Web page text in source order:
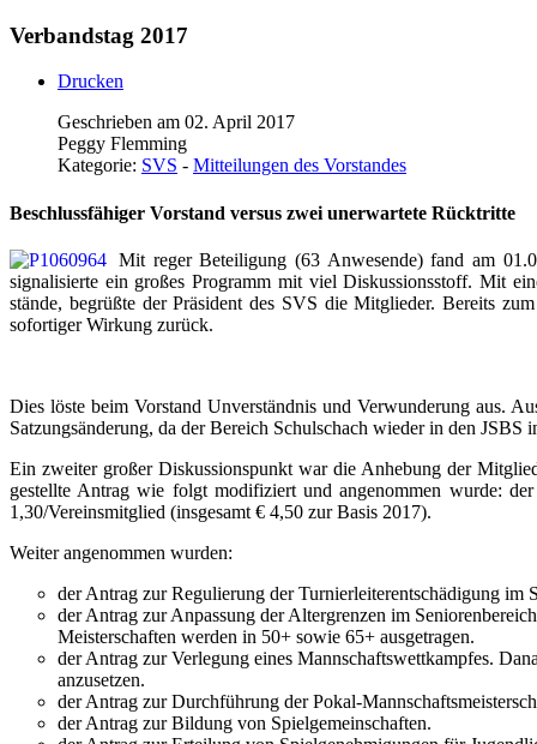
Verbandstag 2017
Drucken
Geschrieben am 02. April 2017
Peggy Flemming
Kategorie: SVS - Mitteilungen des Vorstandes
Beschlussfähiger Vorstand versus zwei unerwartete Rücktritte
Mit reger Beteiligung (63 Anwesende) fand am
signalisierte ein großes Programm mit viel Diskussionsstoff. Mit
stände, begrüßte der Präsident des SVS die Mitglieder. Bereits
sofortiger Wirkung zurück.
Dies löste beim Vorstand Unverständnis und Verwunderung aus.
Satzungsänderung, da der Bereich Schulschach wieder in den JSBS
Ein zweiter großer Diskussionspunkt war die Anhebung der
gestellte Antrag wie folgt modifiziert und angenommen wurde:
1,30/Vereinsmitglied (insgesamt € 4,50 zur Basis 2017).
Weiter angenommen wurden:
der Antrag zur Regulierung der Turnierleiterentschädigung im
der Antrag zur Anpassung der Altergrenzen im
Meisterschaften werden in 50+ sowie 65+ ausgetragen.
der Antrag zur Verlegung eines Mannschaftswettkampfes.
anzusetzen.
der Antrag zur Durchführung der Pokal-
der Antrag zur Bildung von Spielgemeinschaften.